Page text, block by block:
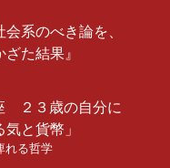
系のべき論を、
た結果』
２３歳の自分に
と貨幣」
れる哲学